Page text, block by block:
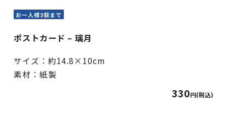
お一人様3個まで
ポストカード – 璃月
サイズ：約14.8×10cm
素材：紙製
330円(税込)